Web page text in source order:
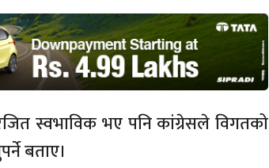
स्वभाविक भए पनि कांग्रेसले विगतको
बताए।